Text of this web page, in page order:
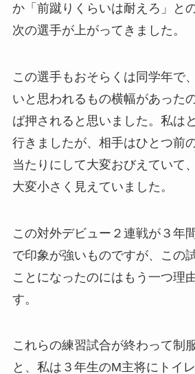
か「前蹴りくらいは耐えろ」と
次の選手が上がってきました。
この選手もおそらくは同学年で
いと思われるもの横幅があった
ば押されると思いました。私は
行きましたが、相手はひとつ前
当たりにして大変おびえていて
大変小さく見えていました。
この対外デビュー２連戦が３年
で印象が強いものですが、この
ことになったのにはもう一つ理
す。
これらの練習試合が終わって制
と、私は３年生のM主将にトイ